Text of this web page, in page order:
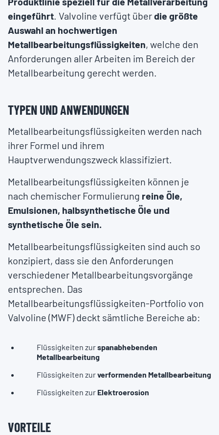
eingeführt. Valvoline verfügt überdie größte
Auswahl an hochwertigen
Metallbearbeitungsflüssigkeiten, welche den
Anforderungen aller Arbeiten im Bereich der
Metallbearbeitung gerecht werden.
TYPEN UND ANWENDUNGEN
Metallbearbeitungsflüssigkeiten werden nach
ihrer Formel und ihrem
Hauptverwendungszweck klassifiziert.
Metallbearbeitungsflüssigkeiten können je
nach chemischer Formulierung reine Öle,
Emulsionen, halbsynthetische Öle und
synthetische Öle sein.
Metallbearbeitungsflüssigkeiten sind auch so
konzipiert, dass sie den Anforderungen
verschiedener Metallbearbeitungsvorgänge
entsprechen. Das
Metallbearbeitungsflüssigkeiten-Portfolio von
Valvoline (MWF) deckt sämtliche Bereiche ab:
Flüssigkeiten zurspanabhebenden
Metallbearbeitung
Flüssigkeiten zurverformenden Metallbearbeitung
Flüssigkeiten zur Elektroerosion
VORTEILE